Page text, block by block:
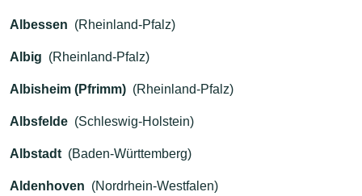
Albessen (Rheinland-Pfalz)
Albig (Rheinland-Pfalz)
Albisheim (Pfrimm) (Rheinland-Pfalz)
Albsfelde (Schleswig-Holstein)
Albstadt (Baden-Württemberg)
Aldenhoven (Nordrhein-Westfalen)